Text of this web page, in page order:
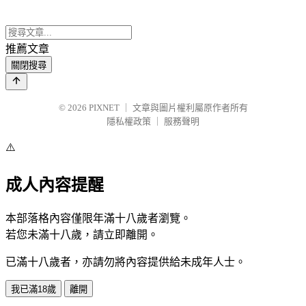
推薦文章
關閉搜尋
© 2026 PIXNET
文章與圖片權利屬原作者所有
隱私權政策
服務聲明
⚠️
成人內容提醒
本部落格內容僅限年滿十八歲者瀏覽。
若您未滿十八歲，請立即離開。
已滿十八歲者，亦請勿將內容提供給未成年人士。
我已滿18歲 離開